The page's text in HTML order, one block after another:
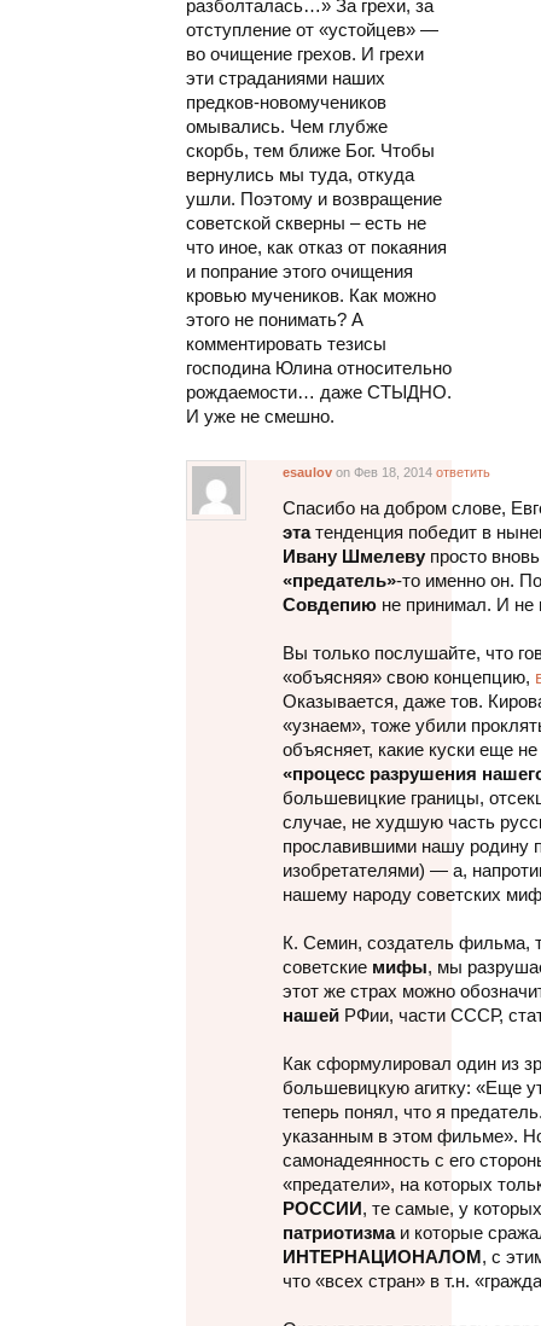
разболталась…» За грехи, за
отступление от «устойцев» —
во очищение грехов. И грехи
эти страданиями наших
предков-новомучеников
омывались. Чем глубже
скорбь, тем ближе Бог. Чтобы
вернулись мы туда, откуда
ушли. Поэтому и возвращение
советской скверны – есть не
что иное, как отказ от покаяния
и попрание этого очищения
кровью мучеников. Как можно
этого не понимать? А
комментировать тезисы
господина Юлина относительно
рождаемости… даже СТЫДНО.
И уже не смешно.
esaulov on Фев 18, 2014 ответить
Cпасибо на добром слове,
этатенденция победит в
Ивану Шмелеву просто
«предатель»-то именно он.
Совдепию не принимал. И не
Вы только послушайте, что
«объясняя» свою концепцию,
Оказывается, даже тов.
«узнаем», тоже убили
объясняет, какие куски еще
«процесс разрушения
большевицкие границы,
случае, не худшую часть
прославившими нашу родину
изобретателями) — а,
нашему народу советских
К. Семин, создатель фильма,
советские мифы, мы
этот же страх можно
нашей РФии, части СССР,
Как сформулировал один из
большевицкую агитку: «Еще
теперь понял, что я
указанным в этом фильме».
самонадеянность с его
«предатели», на которых
РОССИИ, те самые, у
патриотизмаи которые
ИНТЕРНАЦИОНАЛОМ, с
что «всех стран» в т.н.